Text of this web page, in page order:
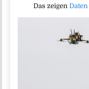
Das zeigen Daten